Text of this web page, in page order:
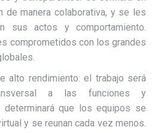
de manera colaborativa, y se les
sus actos y comportamiento.
comprometidos con los grandes
alto rendimiento: el trabajo será
a las funciones y
determinará que los equipos se
y se reunan cada vez menos.